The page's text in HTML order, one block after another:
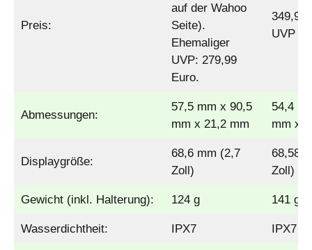
Preis:
auf der Wahoo
Seite).
Ehemaliger
UVP: 279,99
Euro.
349,99
UVP
Abmessungen:
57,5 mm x 90,5
mm x 21,2 mm
54,4
mm x
Displaygröße:
68,6 mm (2,7
Zoll)
68,58
Zoll)
Gewicht (inkl. Halterung): 124 g 141 g
Wasserdichtheit: IPX7 IPX7